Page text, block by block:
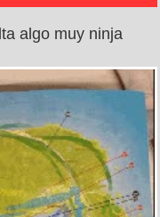
algo muy ninja